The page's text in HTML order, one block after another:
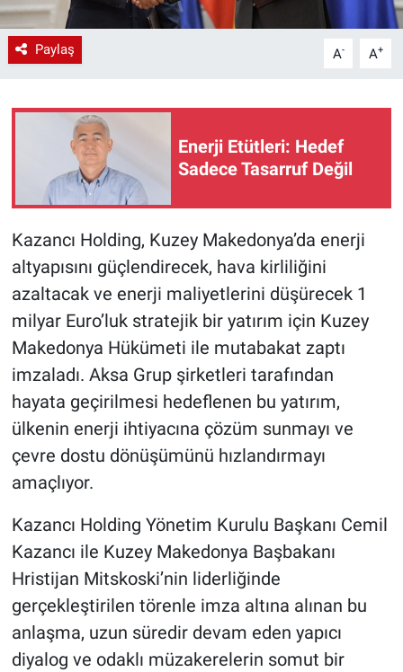
Paylaş A- A+
Enerji Etütleri: Hedef
Sadece Tasarruf Değil
Kazancı Holding, Kuzey Makedonya’da enerji
altyapısını güçlendirecek, hava kirliliğini
azaltacak ve enerji maliyetlerini düşürecek 1
milyar Euro’luk stratejik bir yatırım için Kuzey
Makedonya Hükümeti ile mutabakat zaptı
imzaladı. Aksa Grup şirketleri tarafından
hayata geçirilmesi hedeflenen bu yatırım,
ülkenin enerji ihtiyacına çözüm sunmayı ve
çevre dostu dönüşümünü hızlandırmayı
amaçlıyor.
Kazancı Holding Yönetim Kurulu Başkanı Cemil
Kazancı ile Kuzey Makedonya Başbakanı
Hristijan Mitskoski’nin liderliğinde
gerçekleştirilen törenle imza altına alınan bu
anlaşma, uzun süredir devam eden yapıcı
diyalog ve odaklı müzakerelerin somut bir